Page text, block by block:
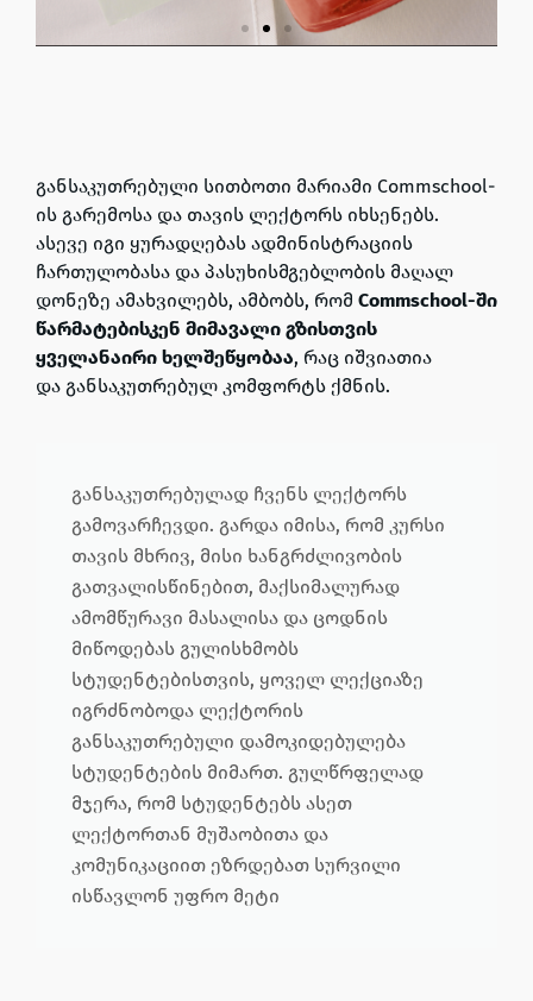
განსაკუთრებული სითბოთი მარიამი Commschool-
ის გარემოსა და თავის ლექტორს იხსენებს.
ასევე იგი ყურადღებას ადმინისტრაციის
ჩართულობასა და პასუხისმგებლობის მაღალ
დონეზე ამახვილებს, ამბობს, რომ Commschool-ში
წარმატებისკენ მიმავალი გზისთვის
ყველანაირი ხელშეწყობაა, რაც იშვიათია
და განსაკუთრებულ კომფორტს ქმნის.
განსაკუთრებულად ჩვენს ლექტორს
გამოვარჩევდი. გარდა იმისა, რომ კურსი
თავის მხრივ, მისი ხანგრძლივობის
გათვალისწინებით, მაქსიმალურად
ამომწურავი მასალისა და ცოდნის
მიწოდებას გულისხმობს
სტუდენტებისთვის, ყოველ ლექციაზე
იგრძნობოდა ლექტორის
განსაკუთრებული დამოკიდებულება
სტუდენტების მიმართ. გულწრფელად
მჯერა, რომ სტუდენტებს ასეთ
ლექტორთან მუშაობითა და
კომუნიკაციით ეზრდებათ სურვილი
ისწავლონ უფრო მეტი